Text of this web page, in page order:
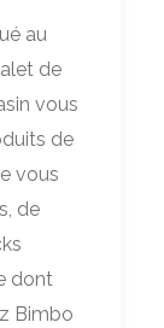
au
de
vous
de
vous
de
dont
Bimbo